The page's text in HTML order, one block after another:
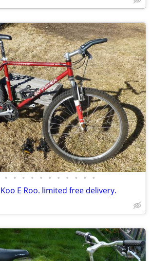
• • • • • • • • • • •
E Roo. limited free delivery.